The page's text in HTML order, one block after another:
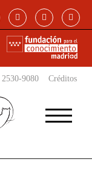
2530-9080 Créditos